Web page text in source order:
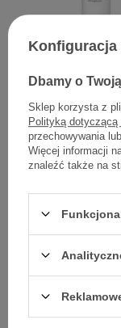
Ziaja Yego
intymnej,
8,90 zł
0,03 zł / szt.
Konfiguracja
Dbamy o
Sklep korzysta z
Polityką dotyczącą
przechowywania
Więcej informacji
znaleźć także na